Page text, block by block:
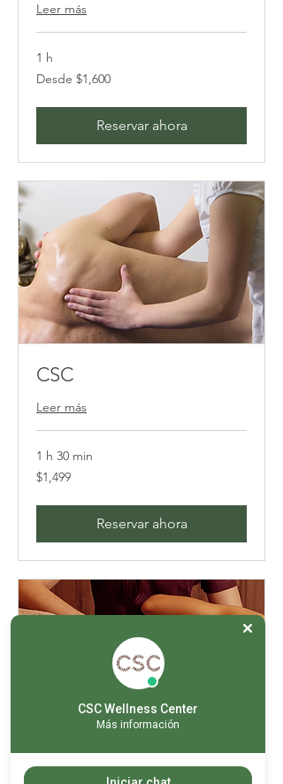
Leer más
1 h
Desde
1,600
Desde $1,600
Reservar ahora
CSC
Leer más
1 h 30 min
1,499
pesos
$1,499
Reservar ahora
Cierre de Costillas
CSC Wellness Center
Más información